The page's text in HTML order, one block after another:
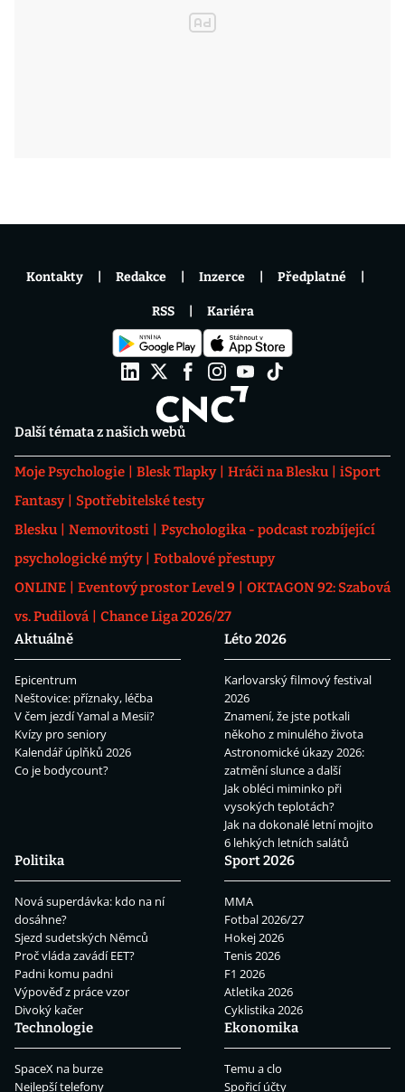
Další témata z našich webů
Moje Psychologie Blesk Tlapky Hráči na Blesku
iSport
Fantasy
Spotřebitelské testy
Blesku
Nemovitosti
Psychologika - podcast rozbíjející
psychologické mýty
Fotbalové přestupy
ONLINE
Eventový prostor Level 9
OKTAGON 92: Szabová
vs. Pudilová
Chance Liga 2026/27
Aktuálně
Epicentrum
Neštovice: příznaky, léčba
V čem jezdí Yamal a Mesii?
Kvízy pro seniory
Kalendář úplňků 2026
Co je bodycount?
Léto 2026
Karlovarský filmový festival
2026
Znamení, že jste potkali
někoho z minulého života
Astronomické úkazy 2026:
zatmění slunce a další
Jak obléci miminko při
vysokých teplotách?
Jak na dokonalé letní mojito
6 lehkých letních salátů
Politika
Nová superdávka: kdo na ní
dosáhne?
Sjezd sudetských Němců
Proč vláda zavádí EET?
Padni komu padni
Výpověď z práce vzor
Divoký kačer
Sport 2026
MMA
Fotbal 2026/27
Hokej 2026
Tenis 2026
F1 2026
Atletika 2026
Cyklistika 2026
Technologie
SpaceX na burze
Nejlepší telefony
Ekonomika
Temu a clo
Spořicí účty
Kontakty Redakce Inzerce Předplatné
RSS Kariéra